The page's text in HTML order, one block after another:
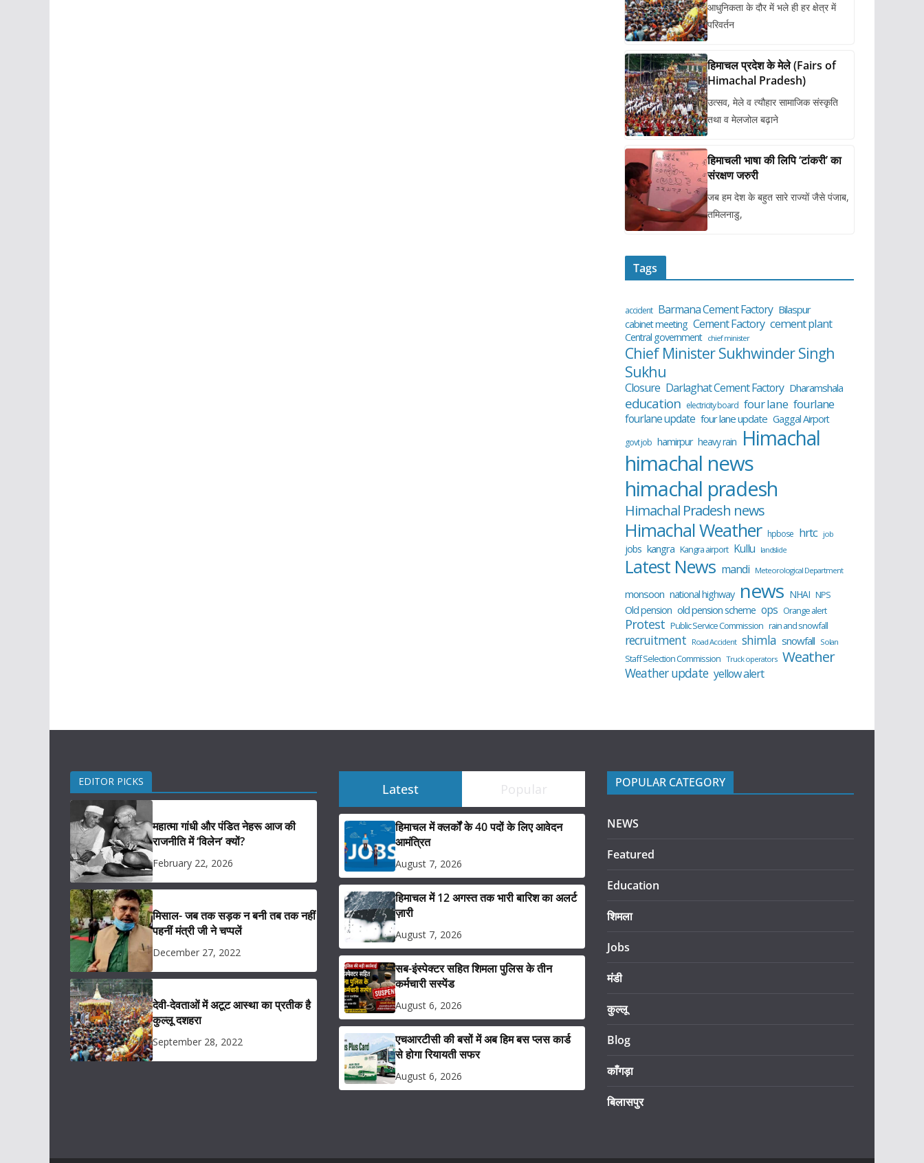
आधुनिकता के दौर में भले ही हर क्षेत्र में
परिवर्तन
हिमाचल प्रदेश के मेले (Fairs of
Himachal Pradesh)
उत्सव, मेले व त्यौहार सामाजिक संस्कृति
तथा व मेलजोल बढ़ाने
हिमाचली भाषा की लिपि ‘टांकरी’ का
संरक्षण जरुरी
जब हम देश के बहुत सारे राज्यों जैसे पंजाब,
तमिलनाडु,
Tags
accident Barmana Cement Factory Bilaspur
cabinet meeting Cement Factory cement plant
Central government chief minister
Chief Minister Sukhwinder Singh
Sukhu
Closure Darlaghat Cement Factory Dharamshala
education electricity board four lane fourlane
fourlane update four lane update Gaggal Airport
govt job hamirpur heavy rain Himachal
himachal news
himachal pradesh
Himachal Pradesh news
Himachal Weather hpbose hrtc job
jobs kangra Kangra airport Kullu landslide
Latest News mandi Meteorological Department
monsoon national highway news NHAI NPS
Old pension old pension scheme ops Orange alert
Protest Public Service Commission rain and snowfall
recruitment Road Accident shimla snowfall Solan
Staff Selection Commission Truck operators Weather
Weather update yellow alert
EDITOR PICKS
महात्मा गांधी और पंडित नेहरू आज की
राजनीति में ‘विलेन’ क्यों?
February 22, 2026
मिसाल- जब तक सड़क न बनी तब तक नहीं
पहनीं मंत्री जी ने चप्पलें
December 27, 2022
देवी-देवताओं में अटूट आस्था का प्रतीक है
कुल्लू दशहरा
September 28, 2022
Latest Popular
हिमाचल में क्लर्कों के 40 पदों के लिए आवेदन
आमंत्रित
August 7, 2026
हिमाचल में 12 अगस्त तक भारी बारिश का अलर्ट
ज़ारी
August 7, 2026
सब-इंस्पेक्टर सहित शिमला पुलिस के तीन
कर्मचारी सस्पेंड
August 6, 2026
एचआरटीसी की बसों में अब हिम बस प्लस कार्ड
से होगा रियायती सफर
August 6, 2026
POPULAR CATEGORY
NEWS
Featured
Education
शिमला
Jobs
मंडी
कुल्लू
Blog
काँगड़ा
बिलासपुर